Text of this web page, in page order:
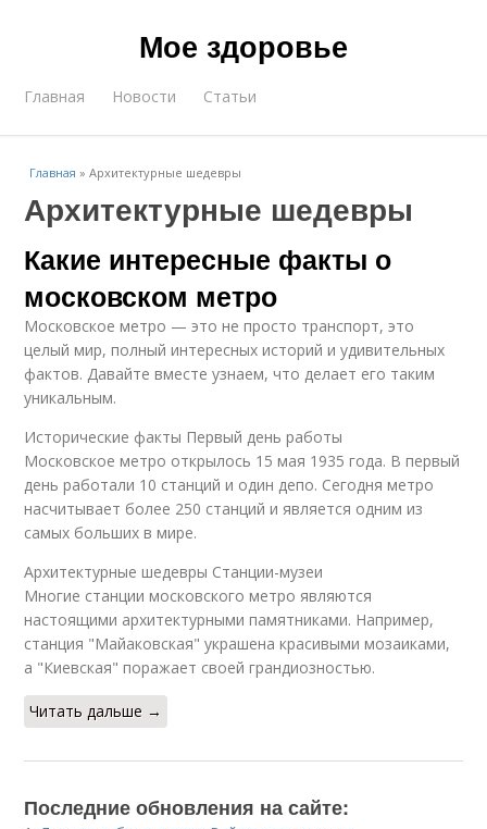
Мое здоровье
Главная Новости Статьи
Главная »Архитектурные шедевры
Архитектурные шедевры
Какие интересные факты о
московском метро
Московское метро — это не просто транспорт, это
целый мир, полный интересных историй и удивительных
фактов. Давайте вместе узнаем, что делает его таким
уникальным.
Исторические факты Первый день работы
Московское метро открылось 15 мая 1935 года. В первый
день работали 10 станций и один депо. Сегодня метро
насчитывает более 250 станций и является одним из
самых больших в мире.
Архитектурные шедевры Станции-музеи
Многие станции московского метро являются
настоящими архитектурными памятниками. Например,
станция "Майаковская" украшена красивыми мозаиками,
а "Киевская" поражает своей грандиозностью.
Читать дальше →
Последние обновления на сайте: